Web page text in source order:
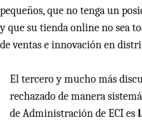
pequeños, que no tenga un
y que su tienda online no sea
de ventas e innovación en
El tercero y mucho más
rechazado de manera
de Administración deECIes